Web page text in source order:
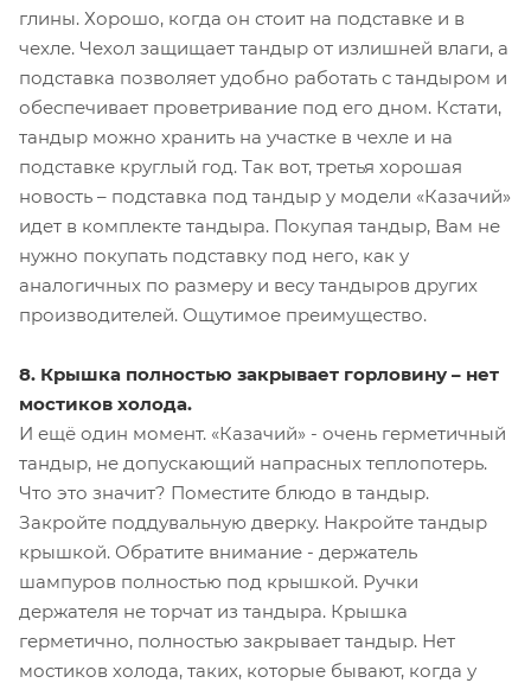
глины. Хорошо, когда он стоит на подставке и в
чехле. Чехол защищает тандыр от излишней влаги, а
подставка позволяет удобно работать с тандыром и
обеспечивает проветривание под его дном. Кстати,
тандыр можно хранить на участке в чехле и на
подставке круглый год. Так вот, третья хорошая
новость – подставка под тандыр у модели «Казачий»
идет в комплекте тандыра. Покупая тандыр, Вам не
нужно покупать подставку под него, как у
аналогичных по размеру и весу тандыров других
производителей. Ощутимое преимущество.
8. Крышка полностью закрывает горловину – нет
мостиков холода.
И ещё один момент. «Казачий» - очень герметичный
тандыр, не допускающий напрасных теплопотерь.
Что это значит? Поместите блюдо в тандыр.
Закройте поддувальную дверку. Накройте тандыр
крышкой. Обратите внимание - держатель
шампуров полностью под крышкой. Ручки
держателя не торчат из тандыра. Крышка
герметично, полностью закрывает тандыр. Нет
мостиков холода, таких, которые бывают, когда у